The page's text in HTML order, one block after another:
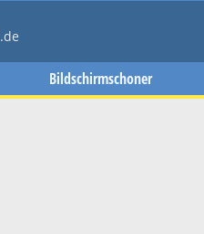
.de
Bildschirmschoner